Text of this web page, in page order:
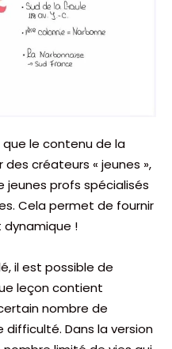
le contenu de la
créateurs « jeunes »,
profs spécialisés
Cela permet de fournir
dynamique !
il est possible de
leçon contient
nombre de
Dans la version